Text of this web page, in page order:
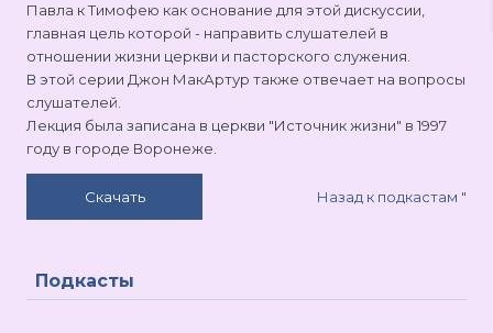
Павла к Тимофею как основание для этой дискуссии,
главная цель которой - направить слушателей в
отношении жизни церкви и пасторского служения.
В этой серии Джон МакАртур также отвечает на вопросы
слушателей.
Лекция была записана в церкви "Источник жизни" в 1997
году в городе Воронеже.
Скачать Назад к подкастам "
Подкасты